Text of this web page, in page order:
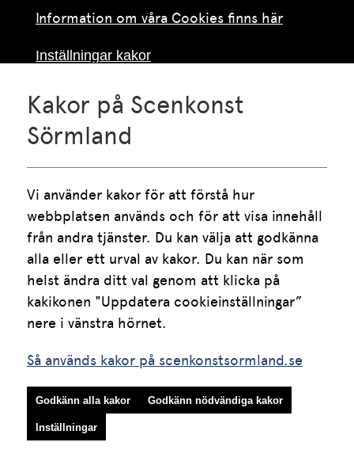
Information om våra Cookies finns här
Inställningar kakor
Telefon
016-10 55 75
Vardagar klockan 09.00-15.00
Lunch mellan klockan 12.00 och 13.00
E-post
info.scenkonstsormland@regionsormland.se
Följ oss på sociala medier:
Kakor på Scenkonst
Sörmland
Vi använder kakor för att förstå hur
webbplatsen används och för att visa innehåll
från andra tjänster. Du kan välja att godkänna
alla eller ett urval av kakor. Du kan när som
helst ändra ditt val genom att klicka på
kakikonen "Uppdatera cookieinställningar”
Så används kakor på scenkonstsormland.se
Godkänn alla kakor Godkänn nödvändiga kakor
Inställningar